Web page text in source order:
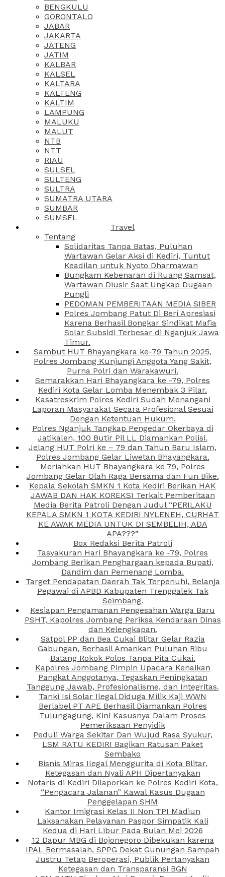
BENGKULU
GORONTALO
JABAR
JAKARTA
JATENG
JATIM
KALBAR
KALSEL
KALTARA
KALTENG
KALTIM
LAMPUNG
MALUKU
MALUT
NTB
NTT
RIAU
SULSEL
SULTENG
SULTRA
SUMATRA UTARA
SUMBAR
SUMSEL
Travel
Tentang
Solidaritas Tanpa Batas, Puluhan
Wartawan Gelar Aksi di Kediri, Tuntut
Keadilan untuk Nyoto Dharmawan
Bungkam Kebenaran di Ruang Samsat,
Wartawan Diusir Saat Ungkap Dugaan
Pungli
PEDOMAN PEMBERITAAN MEDIA SIBER
Polres Jombang Patut Di Beri Apresiasi
Karena Berhasil Bongkar Sindikat Mafia
Solar Subsidi Terbesar di Nganjuk Jawa
Timur.
Sambut HUT Bhayangkara ke-79 Tahun 2025,
Polres Jombang Kunjungi Anggota Yang Sakit,
Purna Polri dan Warakawuri.
Semarakkan Hari Bhayangkara ke -79, Polres
Kediri Kota Gelar Lomba Menembak 3 Pilar.
Kasatreskrim Polres Kediri Sudah Menangani
Laporan Masyarakat Secara Profesional Sesuai
Dengan Ketentuan Hukum.
Polres Nganjuk Tangkap Pengedar Okerbaya di
Jatikalen, 100 Butir Pil LL Diamankan Polisi.
Jelang HUT Polri ke – 79 dan Tahun Baru Islam,
Polres Jombang Gelar Liwetan Bhayangkara.
Meriahkan HUT Bhayangkara ke 79, Polres
Jombang Gelar Olah Raga Bersama dan Fun Bike.
Kepala Sekolah SMKN 1 Kota Kediri Berikan HAK
JAWAB DAN HAK KOREKSI Terkait Pemberitaan
Media Berita Patroli Dengan Judul “PERILAKU
KEPALA SMKN 1 KOTA KEDIRI NYLENEH, CURHAT
KE AWAK MEDIA UNTUK DI SEMBELIH, ADA
APA???”
Box Redaksi Berita Patroli
Tasyakuran Hari Bhayangkara ke -79, Polres
Jombang Berikan Penghargaan kepada Bupati,
Dandim dan Pemenang Lomba.
Target Pendapatan Daerah Tak Terpenuhi, Belanja
Pegawai di APBD Kabupaten Trenggalek Tak
Seimbang.
Kesiapan Pengamanan Pengesahan Warga Baru
PSHT, Kapolres Jombang Periksa Kendaraan Dinas
dan Kelengkapan.
Satpol PP dan Bea Cukai Blitar Gelar Razia
Gabungan, Berhasil Amankan Puluhan Ribu
Batang Rokok Polos Tanpa Pita Cukai.
Kapolres Jombang Pimpin Upacara Kenaikan
Pangkat Anggotanya, Tegaskan Peningkatan
Tanggung Jawab, Profesionalisme, dan Integritas.
Tanki Isi Solar Ilegal Diduga Milik Kaji WWN
Berlabel PT APE Berhasil Diamankan Polres
Tulungagung, Kini Kasusnya Dalam Proses
Pemeriksaan Penyidik
Peduli Warga Sekitar Dan Wujud Rasa Syukur,
LSM RATU KEDIRI Bagikan Ratusan Paket
Sembako
Bisnis Miras Ilegal Menggurita di Kota Blitar,
Ketegasan dan Nyali APH Dipertanyakan
Notaris di Kediri Dilaporkan ke Polres Kediri Kota,
“Pengacara Jalanan” Kawal Kasus Dugaan
Penggelapan SHM
Kantor Imigrasi Kelas II Non TPI Madiun
Laksanakan Pelayanan Paspor Simpatik Kali
Kedua di Hari Libur Pada Bulan Mei 2026
12 Dapur MBG di Bojonegoro Dibekukan karena
IPAL Bermasalah, SPPG Dekat Gunungan Sampah
Justru Tetap Beroperasi, Publik Pertanyakan
Ketegasan dan Transparansi BGN